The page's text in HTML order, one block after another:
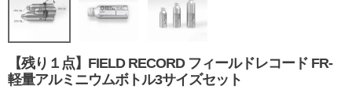
【残り１点】FIELD RECORD フィールドレコード FR-
軽量アルミニウムボトル3サイズセット